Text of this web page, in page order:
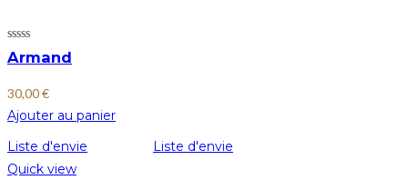
Armand
30,00€
Ajouter au panier
Liste d'envie
Liste d'envie
Quick view